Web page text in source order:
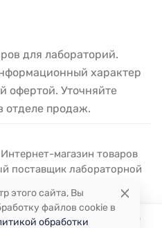
для лабораторий.
характер
офертой. Уточняйте
отделе продаж.
магазин товаров
поставщик лабораторной
этого сайта, Вы
файлов cookie в
обработки